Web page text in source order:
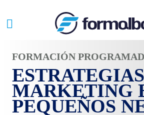
FORMACIÓN
MARKETING
PEQUEÑOS